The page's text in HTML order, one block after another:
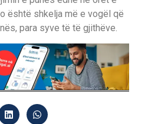
është shkelja më e vogël që
para syve të të gjithëve.